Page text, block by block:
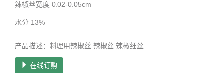
辣椒丝宽度 0.02-0.05cm
水分 13%
产品描述：料理用辣椒丝 辣椒丝 辣椒细丝
在线订购